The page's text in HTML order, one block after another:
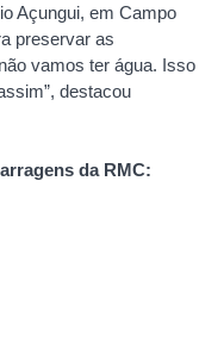
Açungui, em Campo
preservar as
vamos ter água. Isso
destacou
da RMC: